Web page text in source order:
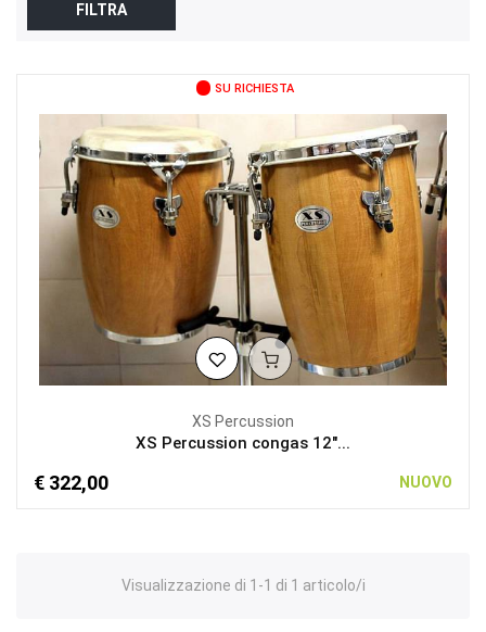
FILTRA
SU RICHIESTA
XS Percussion
XS Percussion congas 12"...
€ 322,00 NUOVO
Visualizzazione di 1-1 di 1 articolo/i